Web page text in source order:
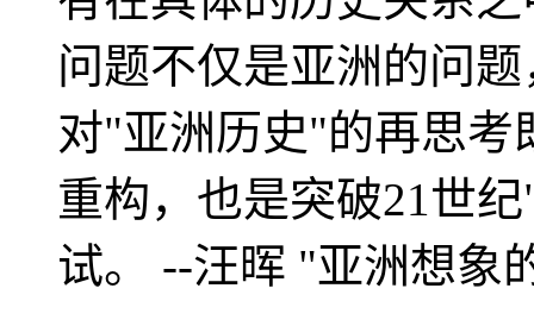
问题不仅是亚洲的问
对"亚洲历史"的再思考
重构，也是突破21世
试。 --汪晖 "亚洲想象